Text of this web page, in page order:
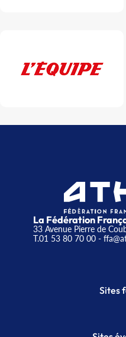
La Fédération
33 Avenue Pierre de
T.01 53 80 70 00-
Sites